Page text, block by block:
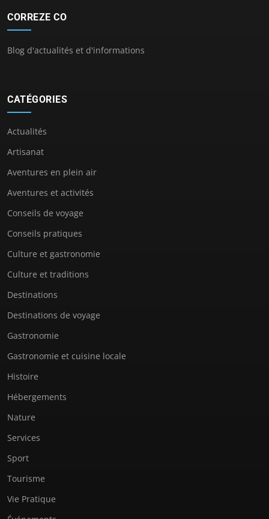
CORREZE CO
Blog d'actualités et d'informations
CATÉGORIES
Actualités
Artisanat
Aventures en plein air
Aventures et activités
Conseils de voyage
Conseils pratiques
Culture et gastronomie
Culture et traditions
Destinations
Destinations de voyage
Gastronomie
Gastronomie et cuisine locale
Histoire
Hébergements
Nature
Services
Sport
Tourisme
Vie Pratique